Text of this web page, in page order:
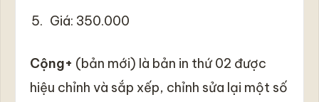
Giá: 350.000
Cộng+ (bản mới) là bản in thứ 02 được
hiệu chỉnh và sắp xếp, chỉnh sửa lại một số